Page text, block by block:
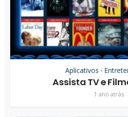
Aplicativos •
Assista TV e
1 ano atrás